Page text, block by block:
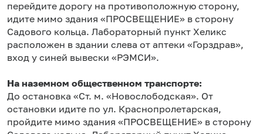
перейдите дорогу на противоположную сторону,
идите мимо здания «ПРОСВЕЩЕНИЕ» в сторону
Садового кольца. Лабораторный пункт Хеликс
расположен в здании слева от аптеки «Горздрав»,
вход у синей вывески «РЭМСИ».
На наземном общественном транспорте:
До остановка «Ст. м. «Новослободская». От
остановки идите по ул. Краснопролетарская,
пройдите мимо здания «ПРОСВЕЩЕНИЕ» в сторону